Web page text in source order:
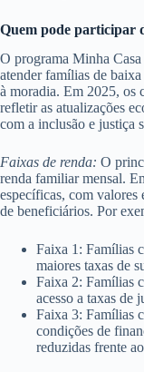
Quem pode participar
O programa Minha
atender famílias de
à moradia. Em 2025, os
refletir as atualizações
com a inclusão e justiça
Faixas de renda: O
renda familiar mensal.
específicas, com valores
de beneficiários. Por
Faixa 1: Famílias
maiores taxas de
Faixa 2: Famílias
acesso a taxas de
Faixa 3: Famílias
condições de
reduzidas frente